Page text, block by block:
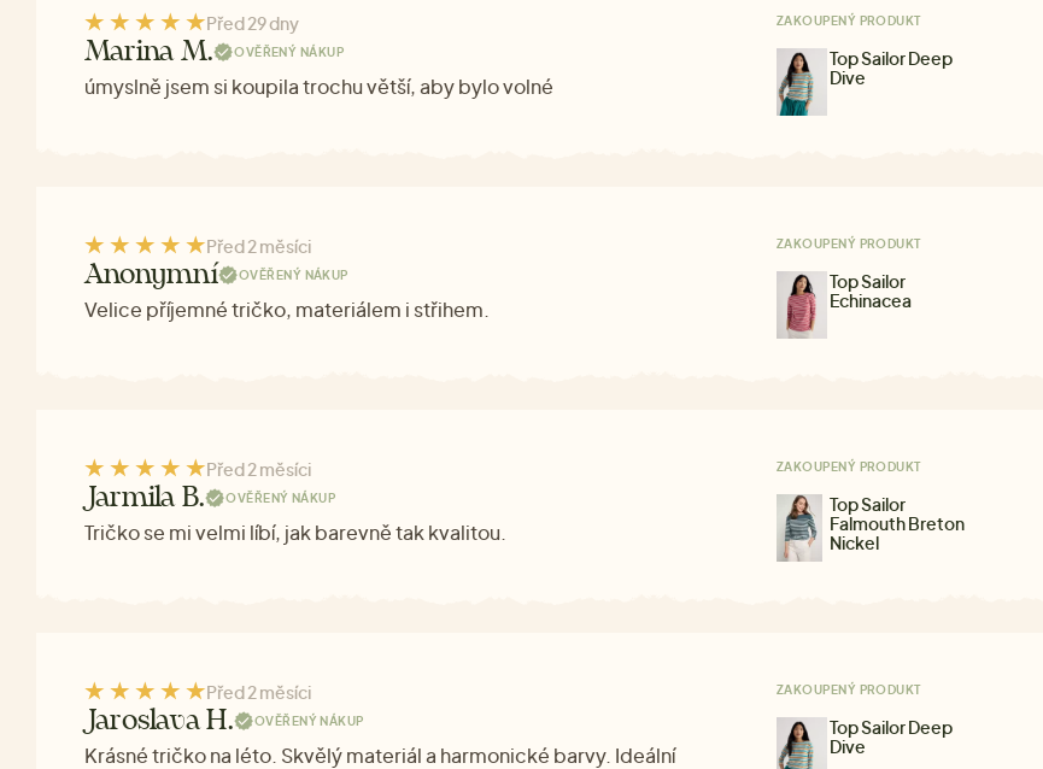
Před 29 dny
Marina M. OVĚŘENÝ NÁKUP
úmyslně jsem si koupila trochu větší, aby bylo volné
ZAKOUPENÝ PRODUKT
Top Sailor Deep
Dive
Před 2 měsíci
Anonymní OVĚŘENÝ NÁKUP
Velice příjemné tričko, materiálem i střihem.
ZAKOUPENÝ PRODUKT
Top Sailor
Echinacea
Před 2 měsíci
Jarmila B. OVĚŘENÝ NÁKUP
Tričko se mi velmi líbí, jak barevně tak kvalitou.
ZAKOUPENÝ PRODUKT
Top Sailor
Falmouth Breton
Nickel
Před 2 měsíci
Jaroslava H. OVĚŘENÝ NÁKUP
Krásné tričko na léto. Skvělý materiál a harmonické barvy. Ideální
ZAKOUPENÝ PRODUKT
Top Sailor Deep
Dive